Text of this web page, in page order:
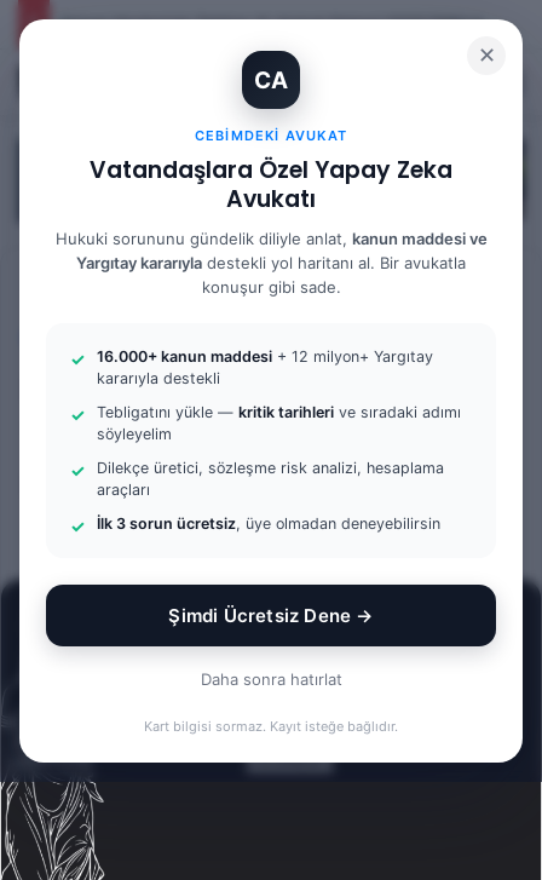
✕
CA
CEBIMDEKI AVUKAT
Vatandaşlara Özel Yapay Zeka
Avukatı
Hukuki sorununu gündelik diliyle anlat, kanun maddesi ve
Yargıtay kararıyla destekli yol haritanı al. Bir avukatla
konuşur gibi sade.
16.000+ kanun maddesi + 12 milyon+ Yargıtay
kararıyla destekli
Tebligatını yükle — kritik tarihleri ve sıradaki adımı
söyleyelim
Dilekçe üretici, sözleşme risk analizi, hesaplama
araçları
İlk 3 sorun ücretsiz, üye olmadan deneyebilirsin
Şimdi Ücretsiz Dene →
Daha sonra hatırlat
Kart bilgisi sormaz. Kayıt isteğe bağlıdır.
İhtiyaç Nedeniyle Tahliye: 9. Hukuk Dairesi 2025/7083 K.
Tüm Yazılar
İşten Çıkarıldım Ne
Yapmalıyım? | 2025 Güncel
Hukuki Yol Haritası
göndermek